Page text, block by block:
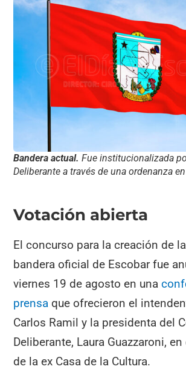
Bandera actual. Fue institucionalizada
Deliberante a través de una ordenanza
Votación abierta
El concurso para la creación de
bandera oficial de Escobar fue
viernes 19 de agosto en una
prensa que ofrecieron el
Carlos Ramil y la presidenta del
Deliberante, Laura Guazzaroni,
de la ex Casa de la Cultura.